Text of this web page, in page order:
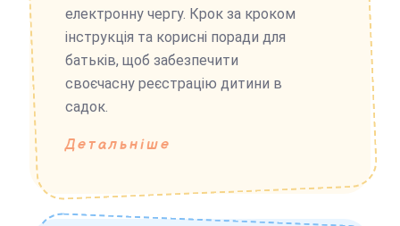
електронну чергу. Крок за кроком
інструкція та корисні поради для
батьків, щоб забезпечити
своєчасну реєстрацію дитини в
садок.
Детальніше